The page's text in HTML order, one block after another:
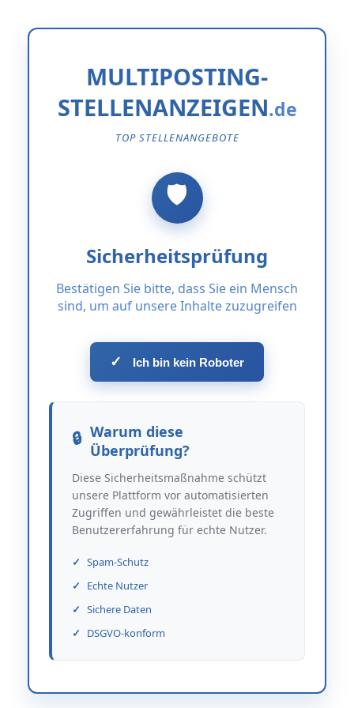
MULTIPOSTING-
STELLENANZEIGEN
TOP STELLENANGEBOTE
Sicherheitsprüfung
Bestätigen Sie bitte, dass Sie ein Mensch
sind, um auf unsere Inhalte zuzugreifen
✓ Ich bin kein Roboter
Warum diese
Überprüfung?
Diese Sicherheitsmaßnahme schützt
unsere Plattform vor automatisierten
Zugriffen und gewährleistet die beste
Benutzererfahrung für echte Nutzer.
Spam-Schutz
Echte Nutzer
Sichere Daten
DSGVO-konform